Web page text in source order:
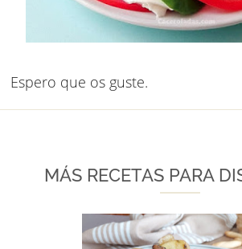
Espero que os guste.
MÁS RECETAS PARA